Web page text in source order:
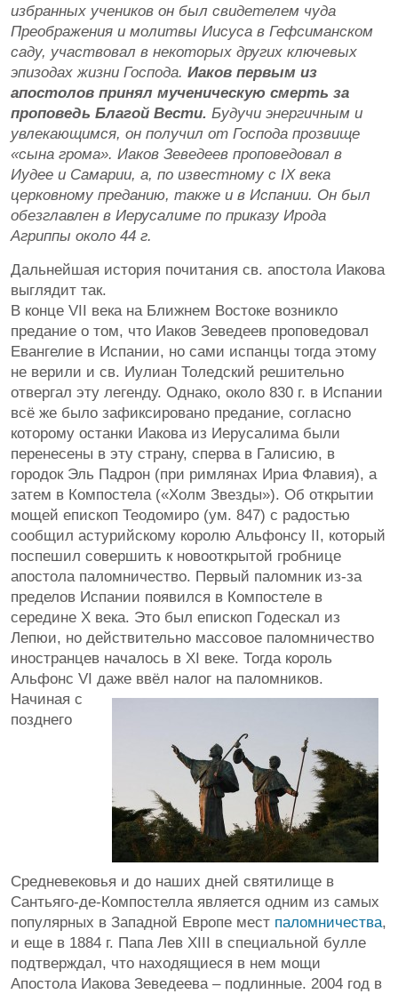
избранных учеников он был свидетелем чуда
Преображения и молитвы Иисуса в Гефсиманском
саду, участвовал в некоторых других ключевых
эпизодах жизни Господа. Иаков первым из
апостолов принял мученическую смерть за
проповедь Благой Вести. Будучи энергичным и
увлекающимся, он получил от Господа прозвище
«сына грома». Иаков Зеведеев проповедовал в
Иудее и Самарии, а, по известному с IX века
церковному преданию, также и в Испании. Он был
обезглавлен в Иерусалиме по приказу Ирода
Агриппы около 44 г.
Дальнейшая история почитания св. апостола Иакова
выглядит так.
В конце VII века на Ближнем Востоке возникло
предание о том, что Иаков Зеведеев проповедовал
Евангелие в Испании, но сами испанцы тогда этому
не верили и св. Иулиан Толедский решительно
отвергал эту легенду. Однако, около 830 г. в Испании
всё же было зафиксировано предание, согласно
которому останки Иакова из Иерусалима были
перенесены в эту страну, сперва в Галисию, в
городок Эль Падрон (при римлянах Ириа Флавия), а
затем в Компостела («Холм Звезды»). Об открытии
мощей епископ Теодомиро (ум. 847) с радостью
сообщил астурийскому королю Альфонсу II, который
поспешил совершить к новооткрытой гробнице
апостола паломничество. Первый паломник из-за
пределов Испании появился в Компостеле в
середине Х века. Это был епископ Годескал из
Лепюи, но действительно массовое паломничество
иностранцев началось в XI веке. Тогда король
Альфонс VI даже ввёл налог на паломников.
Начиная с
позднего
Средневековья и до наших дней святилище в
Сантьяго-де-Компостелла является одним из самых
популярных в Западной Европе мест паломничества,
и еще в 1884 г. Папа Лев XIII в специальной булле
подтверждал, что находящиеся в нем мощи
Апостола Иакова Зеведеева – подлинные. 2004 год в